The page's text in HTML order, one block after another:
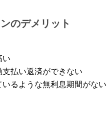
のデメリット
い
払い返済ができない
るような無利息期間がない